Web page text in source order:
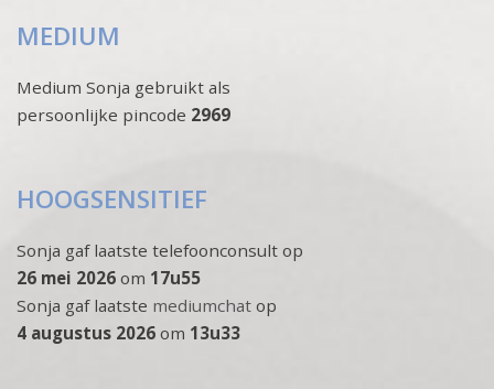
MEDIUM
Medium Sonja gebruikt als
persoonlijke pincode 2969
HOOGSENSITIEF
Sonja gaf laatste telefoonconsult op
26 mei 2026 om 17u55
Sonja gaf laatste mediumchat op
4 augustus 2026 om 13u33